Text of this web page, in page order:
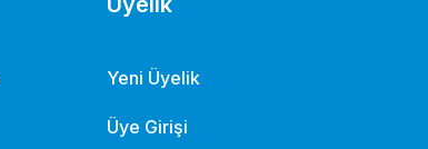
Yeni Üyelik
Üye Girişi